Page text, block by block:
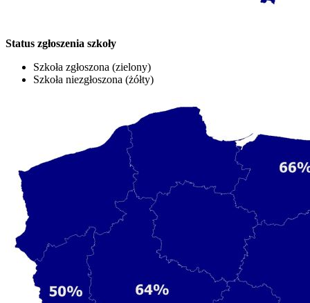
Status zgłoszenia szkoły
Szkoła zgłoszona (zielony)
Szkoła niezgłoszona (żółty)